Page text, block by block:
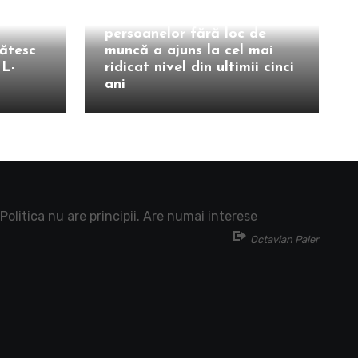
persoanelor fără loc de
muncă a ajuns la cel mai
ridicat nivel din ultimii cinci
ani
Politica nu are principii. Are numai interese
Octavian Paler